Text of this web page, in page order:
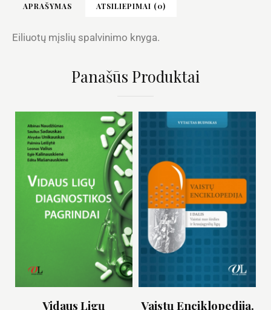
APRAŠYMAS ATSILIEPIMAI (0)
Eiliuotų mįslių spalvinimo knyga.
Panašūs Produktai
Vidaus Ligų Vaistų Enciklopedija.